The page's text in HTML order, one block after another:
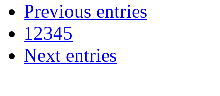
Previous entries
12345
Next entries